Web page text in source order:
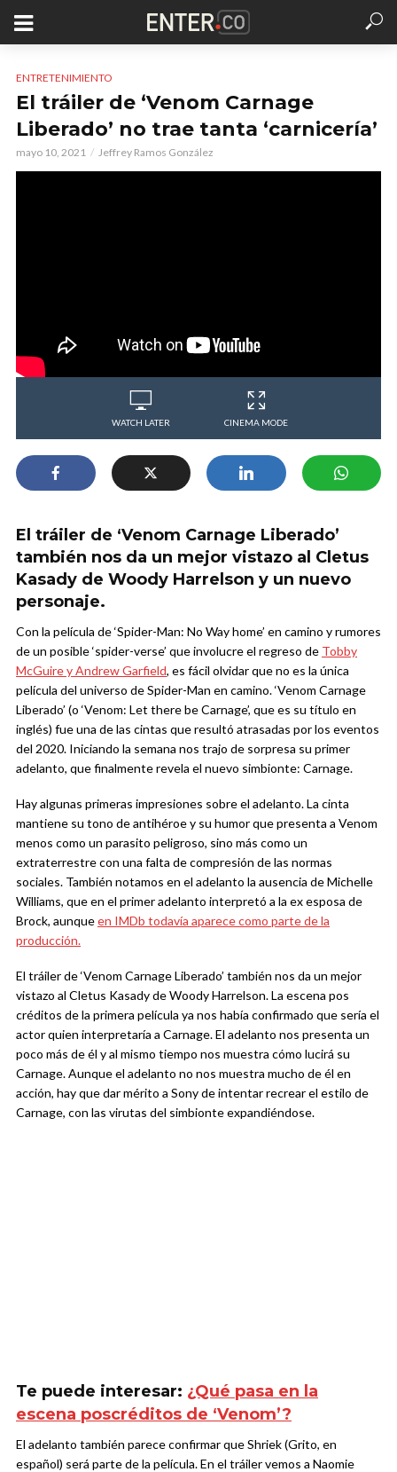
ENTRETENIMIENTO
El tráiler de ‘Venom Carnage
Liberado’ no trae tanta ‘carnicería’
mayo 10, 2021 Jeffrey Ramos González
WATCH LATER CINEMA MODE
El tráiler de ‘Venom Carnage Liberado’
también nos da un mejor vistazo al Cletus
Kasady de Woody Harrelson y un nuevo
personaje.
Con la película de ‘Spider-Man: No Way home’ en camino y rumores
de un posible ‘spider-verse’ que involucre el regreso de Tobby
McGuire y Andrew Garfield, es fácil olvidar que no es la única
película del universo de Spider-Man en camino. ‘Venom Carnage
Liberado’ (o ‘Venom: Let there be Carnage’, que es su título en
inglés) fue una de las cintas que resultó atrasadas por los eventos
del 2020. Iniciando la semana nos trajo de sorpresa su primer
adelanto, que finalmente revela el nuevo simbionte: Carnage.
Hay algunas primeras impresiones sobre el adelanto. La cinta
mantiene su tono de antihéroe y su humor que presenta a Venom
menos como un parasito peligroso, sino más como un
extraterrestre con una falta de compresión de las normas
sociales. También notamos en el adelanto la ausencia de Michelle
Williams, que en el primer adelanto interpretó a la ex esposa de
Brock, aunqueen IMDb todavía aparece como parte de la
producción.
El tráiler de ‘Venom Carnage Liberado’ también nos da un mejor
vistazo al Cletus Kasady de Woody Harrelson. La escena pos
créditos de la primera película ya nos había confirmado que sería el
actor quien interpretaría a Carnage. El adelanto nos presenta un
poco más de él y al mismo tiempo nos muestra cómo lucirá su
Carnage. Aunque el adelanto no nos muestra mucho de él en
acción, hay que dar mérito a Sony de intentar recrear el estilo de
Carnage, con las virutas del simbionte expandiéndose.
Te puede interesar: ¿Qué pasa en la
escena poscréditos de ‘Venom’?
El adelanto también parece confirmar que Shriek (Grito, en
español) será parte de la película. En el tráiler vemos a Naomie